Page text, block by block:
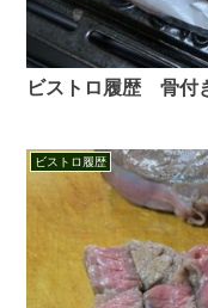
ビストロ履歴 骨付
ビストロ履歴